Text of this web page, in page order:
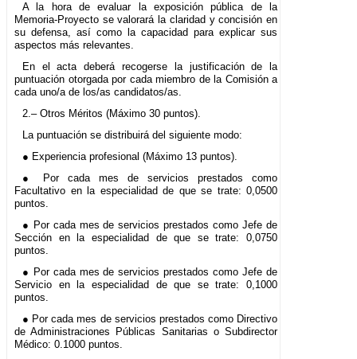
A la hora de evaluar la exposición pública de la
Memoria-Proyecto se valorará la claridad y concisión en
su defensa, así como la capacidad para explicar sus
aspectos más relevantes.
En el acta deberá recogerse la justificación de la
puntuación otorgada por cada miembro de la Comisión a
cada uno/a de los/as candidatos/as.
2.– Otros Méritos (Máximo 30 puntos).
La puntuación se distribuirá del siguiente modo:
● Experiencia profesional (Máximo 13 puntos).
● Por cada mes de servicios prestados como
Facultativo en la especialidad de que se trate: 0,0500
puntos.
● Por cada mes de servicios prestados como Jefe de
Sección en la especialidad de que se trate: 0,0750
puntos.
● Por cada mes de servicios prestados como Jefe de
Servicio en la especialidad de que se trate: 0,1000
puntos.
● Por cada mes de servicios prestados como Directivo
de Administraciones Públicas Sanitarias o Subdirector
Médico: 0.1000 puntos.